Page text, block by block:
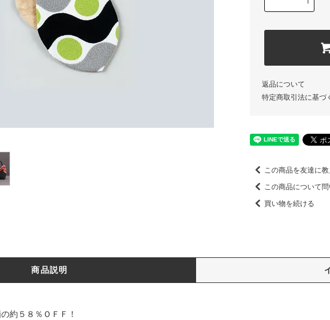
返品について
特定商取引法に基づ
この商品を友達に
この商品について
買い物を続ける
商品説明
約５８％ＯＦＦ！